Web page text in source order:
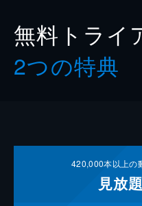
無料トライ
2つの特典
420,000本以上の
見放題